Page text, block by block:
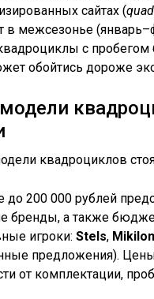
сайтах (
в межсезонье
с пробегом
обойтись дороже
до 200 000 рублей
бренды, а также
игроки: Stels, Mikilon
предложения).
от комплектации,